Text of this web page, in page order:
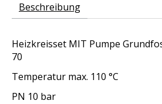
Beschreibung
Heizkreisset MIT Pumpe
70
Temperatur max. 110 °C
PN 10 bar